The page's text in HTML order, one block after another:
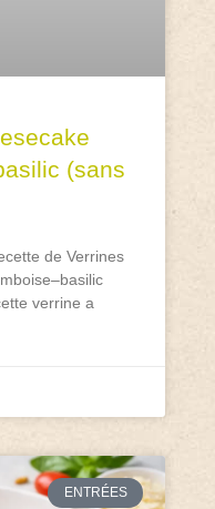
(sans
de Verrines
verrine a
ENTRÉES